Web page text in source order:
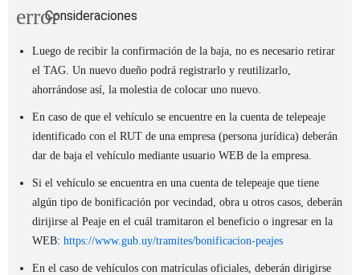
errorConsideraciones
Luego de recibir la confirmación de la baja, no es necesario retirar
el TAG. Un nuevo dueño podrá registrarlo y reutilizarlo,
ahorrándose así, la molestia de colocar uno nuevo.
En caso de que el vehículo se encuentre en la cuenta de telepeaje
identificado con el RUT de una empresa (persona jurídica) deberán
dar de baja el vehículo mediante usuario WEB de la empresa.
Si el vehículo se encuentra en una cuenta de telepeaje que tiene
algún tipo de bonificación por vecindad, obra u otros casos, deberán
dirijirse al Peaje en el cuál tramitaron el beneficio o ingresar en la
WEB: https://www.gub.uy/tramites/bonificacion-peajes
En el caso de vehículos con matrículas oficiales, deberán dirigirse